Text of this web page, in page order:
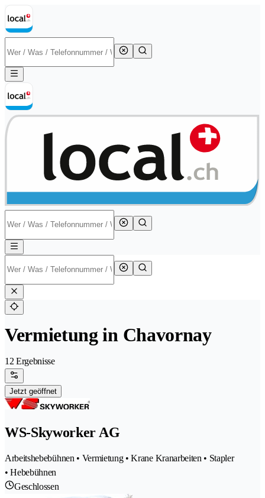
Vermietung in Chavornay
12 Ergebnisse
Jetzt geöffnet
WS-Skyworker AG
Arbeitshebebühnen • Vermietung • Krane Kranarbeiten • Stapler
• Hebebühnen
Geschlossen